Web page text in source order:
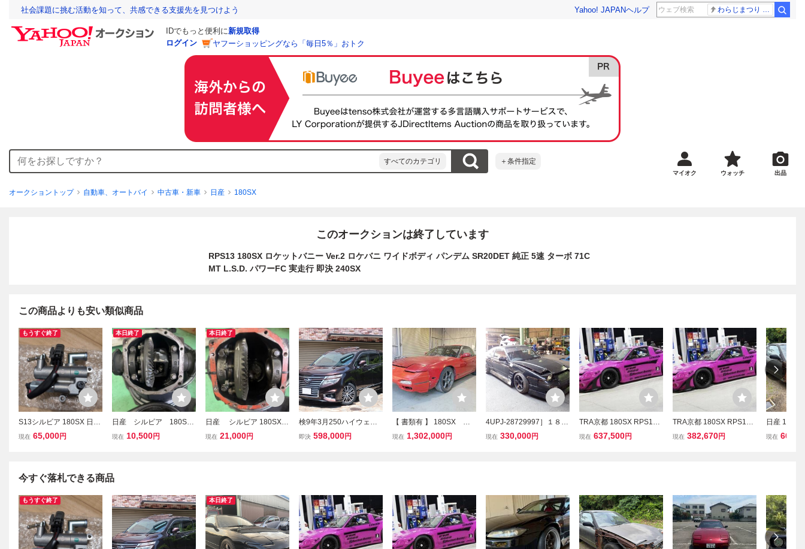
社会課題に挑む活動を知って、共感できる支援先を見つけよう Yahoo! JAPANヘルプ わらじまつり 福島
IDでもっと便利に新規取得
ログイン
ヤフーショッピングなら「毎日5％」おトク
すべてのカテゴリ ＋条件指定
マイオク ウォッチ 出品
オークショントップ 自動車、オートバイ 中古車・新車 日産 180SX
このオークションは終了しています
RPS13 180SX ロケットバニー Ver.2 ロケバニ ワイドボディ パンデム SR20DET 純正 5速 ターボ 71C
MT L.S.D. パワーFC 実走行 即決 240SX
この商品よりも安い類似商品
もうすぐ終了
S13シルビア 180SX 日
産 純正 新品 AACバルブ
3781-50F05
現在 65,000円
本日終了
日産 シルビア 180SX
ファイナル 4.1デフ 一式
現在 10,500円
本日終了
日産 シルビア 180SX
デフケース 4.6 ファイナ
現在 21,000円
検9年3月250ハイウェイ
スタープレミアム 7人乗/
即決 598,000円
【 書類有 】 180SX ★
SR20DET ターボ 5速 5M
現在 1,302,000円
4UPJ-28729997］１８０
ＳＸ RPS13 部品販売 カ
現在 330,000円
TRA京都 180SX RPS13 v
er.2 フルキット FB/FL/FC/
現在 637,500円
TRA京都 180SX RPS13 v
er.2 フルキット FB/FL/FC/
現在 382,670円
日産
ストア ボ
現在
今すぐ落札できる商品
もうすぐ終了 本日終了